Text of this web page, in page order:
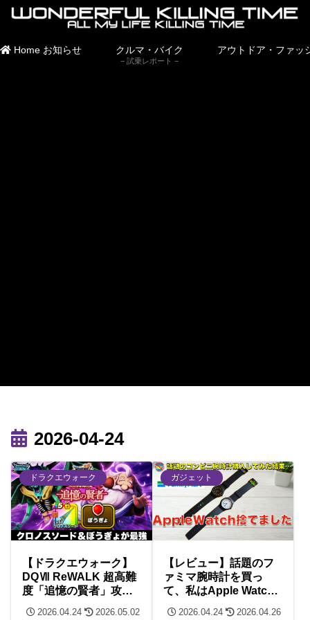
Home お知らせ クルマ・バイク
試乗レポート
アウトドア・ファッ
2026-04-24
ドラクエウォーク
【ドラクエウォーク】
DQⅦ ReWALK 超高難
度「追憶の賢者」攻
2026.04.24 2026.05.02
ガジェット
【レビュー】話題のフ
ァミマ腕時計を買っ
て、私はApple Watch
2026.04.24 2026.04.26